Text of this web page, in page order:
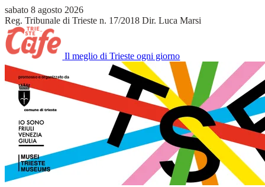
sabato 8 agosto 2026
Reg. Tribunale di Trieste n. 17/2018 Dir. Luca Marsi
Il meglio di Trieste ogni giorno